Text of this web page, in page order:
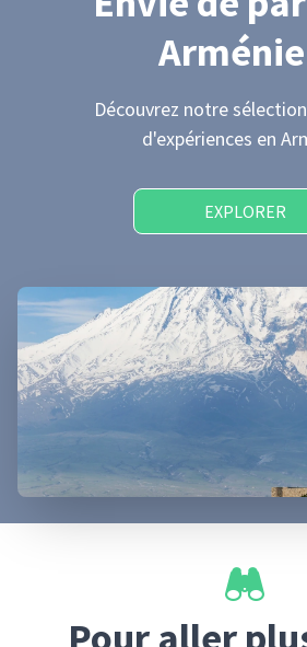
Arménie
Découvrez notre
d'expériences en
EXPLORER